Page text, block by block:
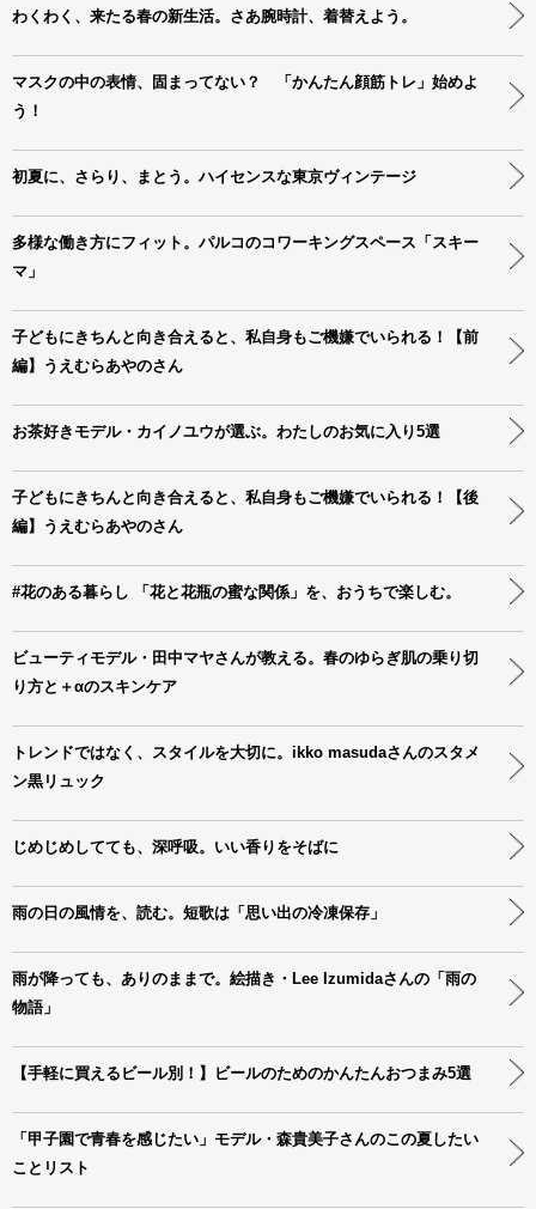
わくわく、来たる春の新生活。さあ腕時計、着替えよう。
マスクの中の表情、固まってない？ 「かんたん顔筋トレ」始めよ
う！
初夏に、さらり、まとう。ハイセンスな東京ヴィンテージ
多様な働き方にフィット。パルコのコワーキングスペース「スキー
マ」
子どもにきちんと向き合えると、私自身もご機嫌でいられる！【前
編】うえむらあやのさん
お茶好きモデル・カイノユウが選ぶ。わたしのお気に入り5選
子どもにきちんと向き合えると、私自身もご機嫌でいられる！【後
編】うえむらあやのさん
#花のある暮らし 「花と花瓶の蜜な関係」を、おうちで楽しむ。
ビューティモデル・田中マヤさんが教える。春のゆらぎ肌の乗り切
り方と＋αのスキンケア
トレンドではなく、スタイルを大切に。ikko masudaさんのスタメ
ン黒リュック
じめじめしてても、深呼吸。いい香りをそばに
雨の日の風情を、読む。短歌は「思い出の冷凍保存」
雨が降っても、ありのままで。絵描き・Lee Izumidaさんの「雨の
物語」
【手軽に買えるビール別！】ビールのためのかんたんおつまみ5選
「甲子園で青春を感じたい」モデル・森貴美子さんのこの夏したい
ことリスト